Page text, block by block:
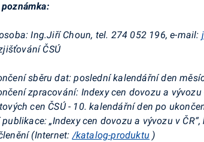
Ing.Jiří Choun, tel. 274 052 196, e-mail:
ČSÚ
sběru dat: poslední kalendářní den
zpracování: Indexy cen dovozu a
cen ČSÚ - 10. kalendářní den po
„Indexy cen dovozu a vývozu v ČR“,
(Internet:/katalog-produktu )